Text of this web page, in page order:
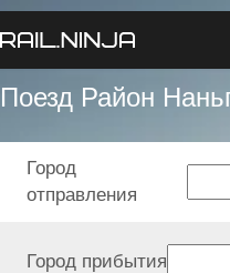
Поезд Район
Город
отправления
Город прибытия